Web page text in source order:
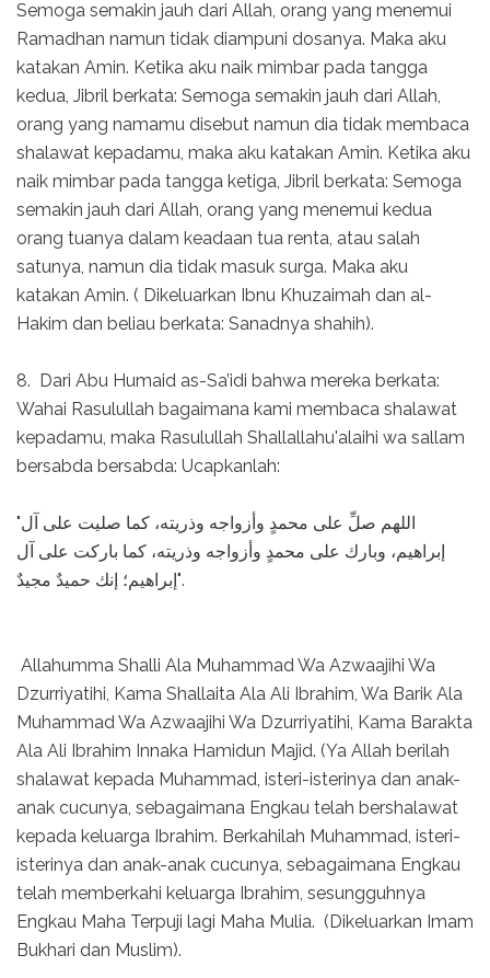
Semoga semakin jauh dari Allah, orang yang menemui
Ramadhan namun tidak diampuni dosanya. Maka aku
katakan Amin. Ketika aku naik mimbar pada tangga
kedua, Jibril berkata: Semoga semakin jauh dari Allah,
orang yang namamu disebut namun dia tidak membaca
shalawat kepadamu, maka aku katakan Amin. Ketika aku
naik mimbar pada tangga ketiga, Jibril berkata: Semoga
semakin jauh dari Allah, orang yang menemui kedua
orang tuanya dalam keadaan tua renta, atau salah
satunya, namun dia tidak masuk surga. Maka aku
katakan Amin. ( Dikeluarkan Ibnu Khuzaimah dan al-
Hakim dan beliau berkata: Sanadnya shahih).
8. Dari Abu Humaid as-Sa’idi bahwa mereka berkata:
Wahai Rasulullah bagaimana kami membaca shalawat
kepadamu, maka Rasulullah Shallallahu'alaihi wa sallam
bersabda bersabda: Ucapkanlah:
"اللهم صلِّ على محمدٍ وأزواجه وذريته، كما صليت على آل
إبراهيم، وبارك على محمدٍ وأزواجه وذريته، كما باركت على آل
إبراهيم؛ إنك حميدٌ مجيدٌ".
Allahumma Shalli Ala Muhammad Wa Azwaajihi Wa
Dzurriyatihi, Kama Shallaita Ala Ali Ibrahim, Wa Barik Ala
Muhammad Wa Azwaajihi Wa Dzurriyatihi, Kama Barakta
Ala Ali Ibrahim Innaka Hamidun Majid. (Ya Allah berilah
shalawat kepada Muhammad, isteri-isterinya dan anak-
anak cucunya, sebagaimana Engkau telah bershalawat
kepada keluarga Ibrahim. Berkahilah Muhammad, isteri-
isterinya dan anak-anak cucunya, sebagaimana Engkau
telah memberkahi keluarga Ibrahim, sesungguhnya
Engkau Maha Terpuji lagi Maha Mulia. (Dikeluarkan Imam
Bukhari dan Muslim).